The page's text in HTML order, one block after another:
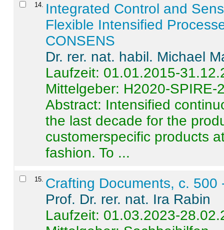
14
Integrated Control and
Flexible Intensified
CONSENS
Dr. rer. nat. habil. Michael
Laufzeit: 01.01.2015-
Mittelgeber: H2020-SPIRE-
Abstract: Intensified
the last decade for the
customerspecific products
fashion. To ...
15 Crafting Documents, c. 500
Prof. Dr. rer. nat. Ira Rabin
Laufzeit: 01.03.2023-